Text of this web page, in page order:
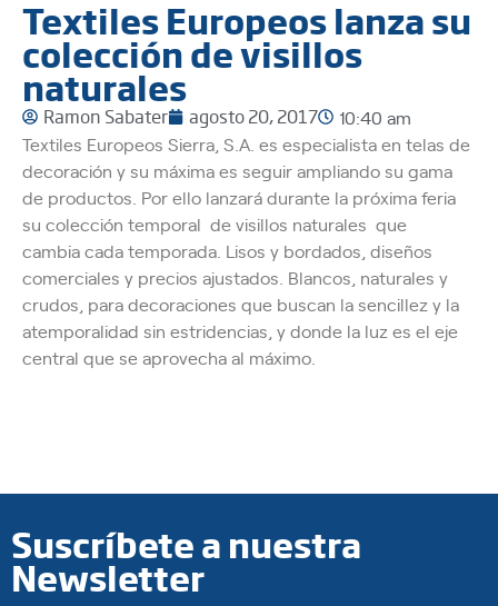
Textiles Europeos lanza su
colección de visillos
naturales
Ramon Sabater agosto 20, 2017
10:40 am
Textiles Europeos Sierra, S.A. es especialista en telas de
decoración y su máxima es seguir ampliando su gama
de productos. Por ello lanzará durante la próxima feria
su colección temporal de visillos naturales que
cambia cada temporada. Lisos y bordados, diseños
comerciales y precios ajustados. Blancos, naturales y
crudos, para decoraciones que buscan la sencillez y la
atemporalidad sin estridencias, y donde la luz es el eje
central que se aprovecha al máximo.
Suscríbete a nuestra
Newsletter